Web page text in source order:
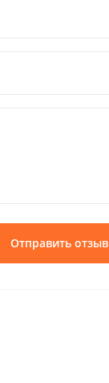
Отправить отзыв